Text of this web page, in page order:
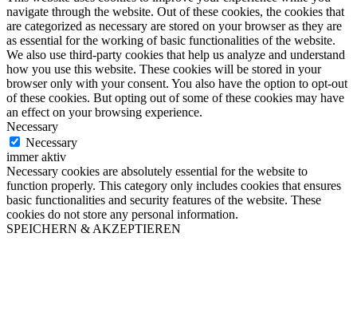
navigate through the website. Out of these cookies, the cookies that
are categorized as necessary are stored on your browser as they are
as essential for the working of basic functionalities of the website.
We also use third-party cookies that help us analyze and understand
how you use this website. These cookies will be stored in your
browser only with your consent. You also have the option to opt-out
of these cookies. But opting out of some of these cookies may have
an effect on your browsing experience.
Necessary
Necessary
immer aktiv
Necessary cookies are absolutely essential for the website to
function properly. This category only includes cookies that ensures
basic functionalities and security features of the website. These
cookies do not store any personal information.
SPEICHERN & AKZEPTIEREN